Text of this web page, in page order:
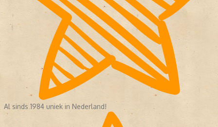
Al sinds 1984 uniek in Nederland!